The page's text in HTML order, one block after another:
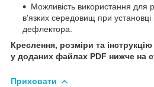
Можливість використання для
в'язких середовищ при
дефлектора.
Креслення, розміри та
у доданих файлах PDF нижче на
Приховати